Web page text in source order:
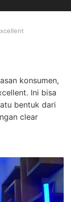
konsumen,
Ini bisa
bentuk dari
clear